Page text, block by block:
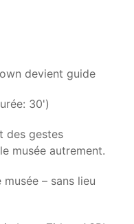
devient guide
30')
des gestes
musée autrement.
– sans lieu